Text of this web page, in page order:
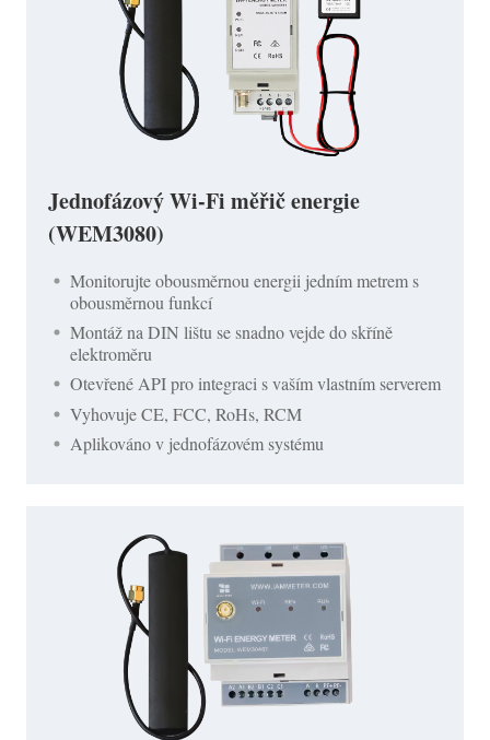
Jednofázový Wi-Fi měřič energie
(WEM3080)
Monitorujte obousměrnou energii jedním metrem s
obousměrnou funkcí
Montáž na DIN lištu se snadno vejde do skříně
elektroměru
Otevřené API pro integraci s vaším vlastním serverem
Vyhovuje CE, FCC, RoHs, RCM
Aplikováno v jednofázovém systému